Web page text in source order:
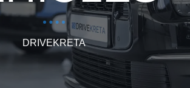
DRIVEKRETA